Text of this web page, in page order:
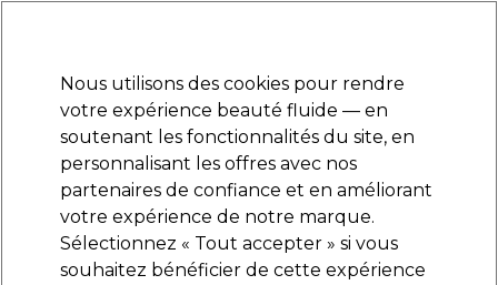
Se connecter
Marques Bons plans Coiffure Electro et Matériel
Livraison et délais
lire la suite
Nous utilisons des cookies pour rendre
votre expérience beauté fluide — en
soutenant les fonctionnalités du site, en
personnalisant les offres avec nos
partenaires de confiance et en améliorant
votre expérience de notre marque.
Sélectionnez « Tout accepter » si vous
souhaitez bénéficier de cette expérience